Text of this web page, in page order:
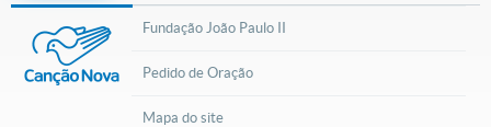
Fundação João Paulo II
Pedido de Oração
Mapa do site